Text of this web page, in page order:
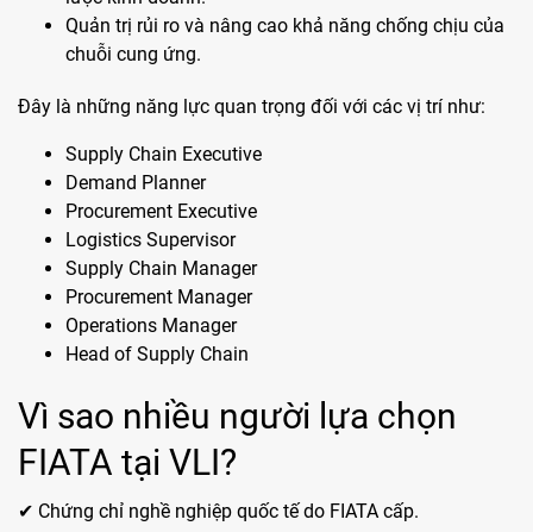
Quản trị rủi ro và nâng cao khả năng chống chịu của
chuỗi cung ứng.
Đây là những năng lực quan trọng đối với các vị trí như:
Supply Chain Executive
Demand Planner
Procurement Executive
Logistics Supervisor
Supply Chain Manager
Procurement Manager
Operations Manager
Head of Supply Chain
Vì sao nhiều người lựa chọn
FIATA tại VLI?
✔ Chứng chỉ nghề nghiệp quốc tế do FIATA cấp.